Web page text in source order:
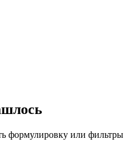
формулировку или фильтры